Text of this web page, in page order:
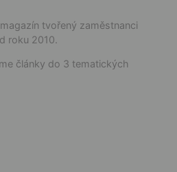
tvořený zaměstnanci
roku 2010.
články do 3 tematických